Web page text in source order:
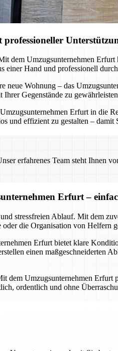
Umzugsunternehmen
einer Hand und professionell
neue Wohnung – das
Gegenstände zu
Erfurt in die
und effizient zu gestalten –
erfahrenes Team steht Ihnen
Erfurt –
stressfreien Ablauf. Mit dem
die Organisation von
Erfurt bietet klare
einen maßgeschneiderten
dem Umzugsunternehmen
ordentlich und ohne